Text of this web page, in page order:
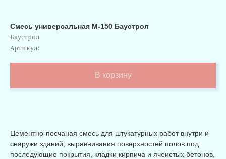
Смесь универсальная М-150 Баустрол
Баустрол
Артикул:
В корзину
Цементно-песчаная смесь для штукатурных работ внутри и
снаружи зданий, выравнивания поверхностей полов под
последующие покрытия, кладки кирпича и ячеистых бетонов,